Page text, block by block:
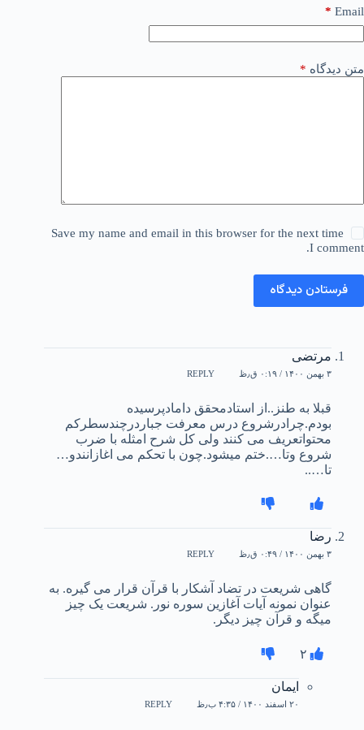
Email
*
متن دیدگاه *
Save my name and email in this browser for the next time
I comment.
فرستادن دیدگاه
مرتضی
۳ بهمن ۱۴۰۰ / ۰:۱۹ ق٫ظ REPLY
قبلا به طنز..از استادمحقق دامادپرسیده
بودم.چرادرشروع درس معرفت جباردرچندسطرکم
محتواتعریف می کنند ولی کل شرح امثله با ضرب
شروع وتا….ختم میشود.چون با تحکم می اغازانندو…
تا…..
رضا
۳ بهمن ۱۴۰۰ / ۰:۴۹ ق٫ظ REPLY
گاهی شریعت در تضاد آشکار با قرآن قرار می گیره. به
عنوان نمونه آیات آغازین سوره نور. شریعت یک چیز
میگه و قرآن چیز دیگر.
۲
ایمان
۲۰ اسفند ۱۴۰۰ / ۴:۳۵ ب٫ظ REPLY